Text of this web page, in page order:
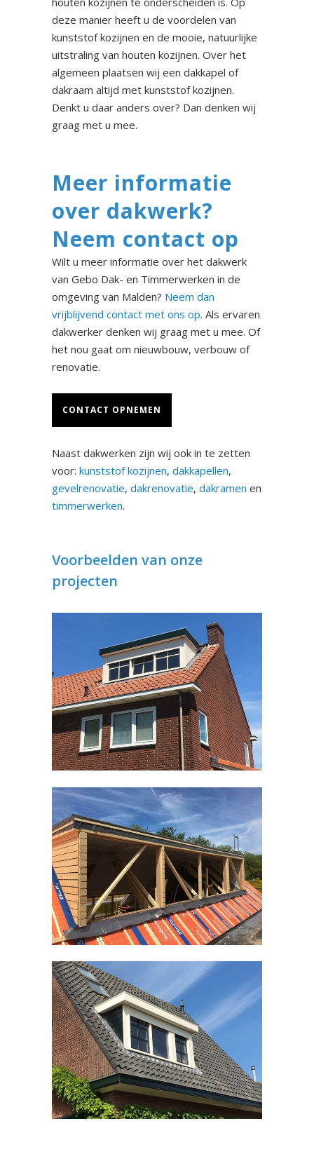
deze manier heeft u de voordelen van
kunststof kozijnen en de mooie, natuurlijke
uitstraling van houten kozijnen. Over het
algemeen plaatsen wij een dakkapel of
dakraam altijd met kunststof kozijnen.
Denkt u daar anders over? Dan denken wij
graag met u mee.
Meer informatie
over dakwerk?
Neem contact op
Wilt u meer informatie over het dakwerk
van Gebo Dak- en Timmerwerken in de
omgeving van Malden? Neem dan
vrijblijvend contact met ons op. Als ervaren
dakwerker denken wij graag met u mee. Of
het nou gaat om nieuwbouw, verbouw of
renovatie.
CONTACT OPNEMEN
Naast dakwerken zijn wij ook in te zetten
voor: kunststof kozijnen, dakkapellen,
gevelrenovatie, dakrenovatie, dakramen en
timmerwerken.
Voorbeelden van onze
projecten
Dakkapel Malden
Timmerwerken divers
Kozijnen divers